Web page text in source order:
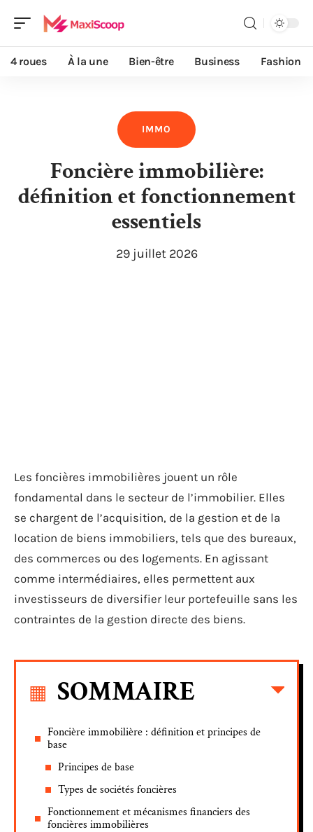
4 roues À la une Bien-être Business Fashion
IMMO
Foncière immobilière:
définition et fonctionnement
essentiels
29 juillet 2026
Les foncières immobilières jouent un rôle
fondamental dans le secteur de l’immobilier. Elles
se chargent de l’acquisition, de la gestion et de la
location de biens immobiliers, tels que des bureaux,
des commerces ou des logements. En agissant
comme intermédiaires, elles permettent aux
investisseurs de diversifier leur portefeuille sans les
contraintes de la gestion directe des biens.
SOMMAIRE
Foncière immobilière : définition et principes de
base
Principes de base
Types de sociétés foncières
Fonctionnement et mécanismes financiers des
foncières immobilières